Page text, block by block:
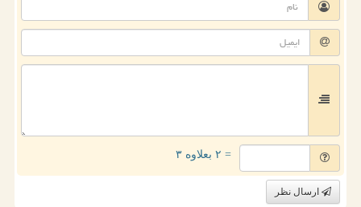
= ۲ بعلاوه ۳
ارسال نظر